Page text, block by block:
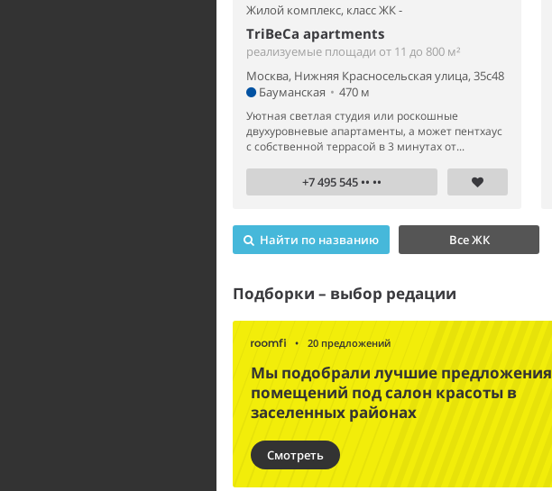
Жилой комплекс, класс ЖК -
TriBeCa apartments
реализуемые площади от 11 до 800 м²
Москва, Нижняя Красносельская улица, 35с48
Бауманская • 470 м
Уютная светлая студия или роскошные
двухуровневые апартаменты, а может пентхаус
с собственной террасой в 3 минутах от...
+7 495 545 •• ••
Найти по названию Все ЖК
Подборки – выбор редации
• 20 предложений
Мы подобрали лучшие предложения
помещений под салон красоты в
заселенных районах
Смотреть